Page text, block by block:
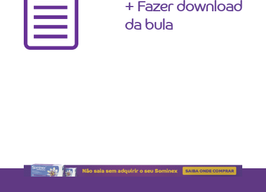
+ Fazer download
da bula